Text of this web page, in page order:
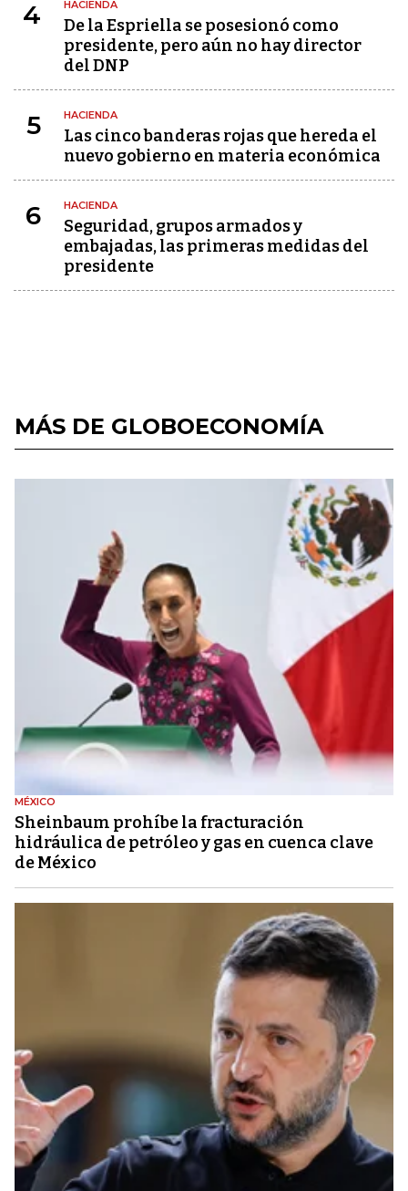
4 HACIENDA
De la Espriella se posesionó como
presidente, pero aún no hay director
del DNP
5 HACIENDA
Las cinco banderas rojas que hereda el
nuevo gobierno en materia económica
6 HACIENDA
Seguridad, grupos armados y
embajadas, las primeras medidas del
presidente
MÁS DE GLOBOECONOMÍA
MÉXICO
Sheinbaum prohíbe la fracturación
hidráulica de petróleo y gas en cuenca clave
de México